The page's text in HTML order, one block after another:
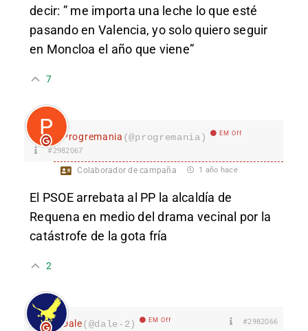
decir: ” me importa una leche lo que esté
pasando en Valencia, yo solo quiero seguir
en Moncloa el año que viene”
7
Progremania (@progremania) EM Off
#2982067
Colaborador de campaña 1 año hace
El PSOE arrebata al PP la alcaldía de
Requena en medio del drama vecinal por la
catástrofe de la gota fría
2
Dale(@dale-2) EM Off #2982066